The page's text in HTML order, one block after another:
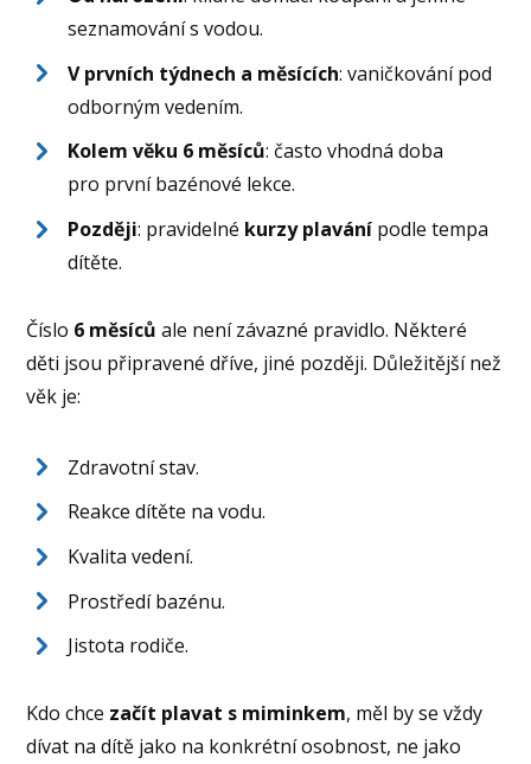
seznamování s vodou.
V prvních týdnech a měsících: vaničkování pod
odborným vedením.
Kolem věku 6 měsíců: často vhodná doba
pro první bazénové lekce.
Později: pravidelné kurzy plavání podle tempa
dítěte.
Číslo 6 měsíců ale není závazné pravidlo. Některé
děti jsou připravené dříve, jiné později. Důležitější než
věk je:
Zdravotní stav.
Reakce dítěte na vodu.
Kvalita vedení.
Prostředí bazénu.
Jistota rodiče.
Kdo chce začít plavat s miminkem, měl by se vždy
dívat na dítě jako na konkrétní osobnost, ne jako